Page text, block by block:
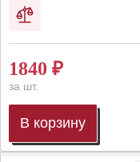
1840 ₽
за шт.
В корзину